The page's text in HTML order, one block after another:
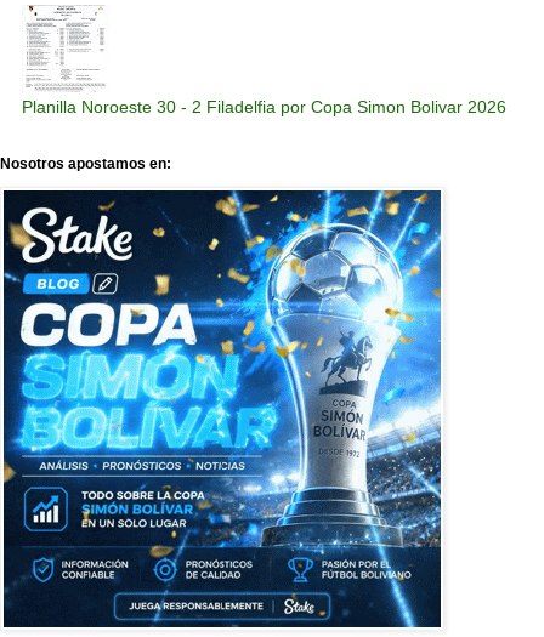
Planilla Noroeste 30 - 2 Filadelfia por Copa Simon Bolivar 2026
Nosotros apostamos en: